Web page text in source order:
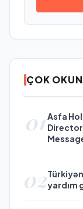
ÇOK
01Asfa
02yardım